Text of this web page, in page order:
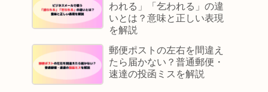
われる」「乞われる」の違
いとは？意味と正しい表現
を解説
郵便ポストの左右を間違え
たら届かない？普通郵便・
速達の投函ミスを解説